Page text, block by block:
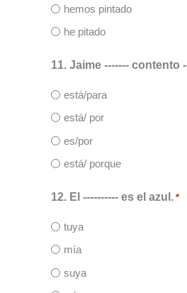
hemos pintado
he pitado
11. Jaime ------- contento
está/para
está/ por
es/por
está/ porque
12. El ---------- es el azul. *
tuya
mía
suya